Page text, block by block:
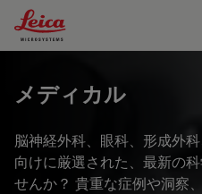
Leica Microsystems Logo
メディカル
脳神経外科、眼科、形成外
向けに厳選された、最新の
せんか？ 貴重な症例や洞察